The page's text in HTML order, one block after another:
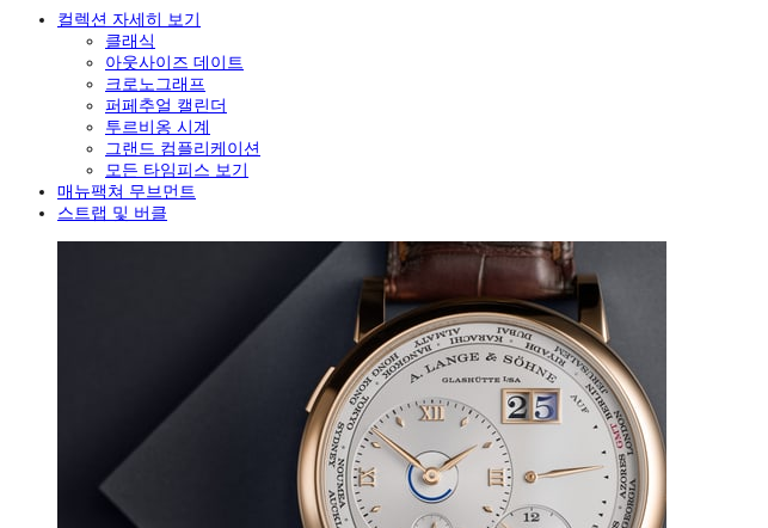
컬렉션 자세히 보기
클래식
아웃사이즈 데이트
크로노그래프
퍼페추얼 캘린더
투르비옹 시계
그랜드 컴플리케이션
모든 타임피스 보기
매뉴팩쳐 무브먼트
스트랩 및 버클